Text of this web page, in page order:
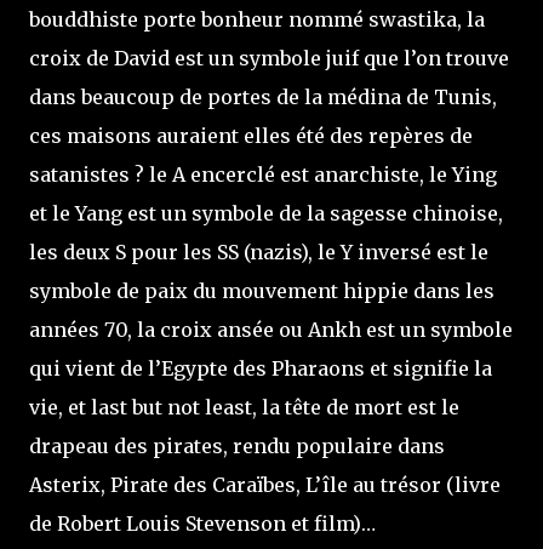
bouddhiste porte bonheur nommé swastika, la
croix de David est un symbole juif que l’on trouve
dans beaucoup de portes de la médina de Tunis,
ces maisons auraient elles été des repères de
satanistes ? le A encerclé est anarchiste, le Ying
et le Yang est un symbole de la sagesse chinoise,
les deux S pour les SS (nazis), le Y inversé est le
symbole de paix du mouvement hippie dans les
années 70, la croix ansée ou Ankh est un symbole
qui vient de l’Egypte des Pharaons et signifie la
vie, et last but not least, la tête de mort est le
drapeau des pirates, rendu populaire dans
Asterix, Pirate des Caraïbes, L’île au trésor (livre
de Robert Louis Stevenson et film)…